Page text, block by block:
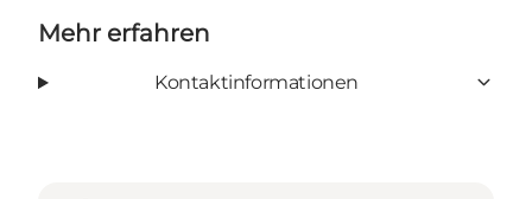
Mehr erfahren
Kontaktinformationen